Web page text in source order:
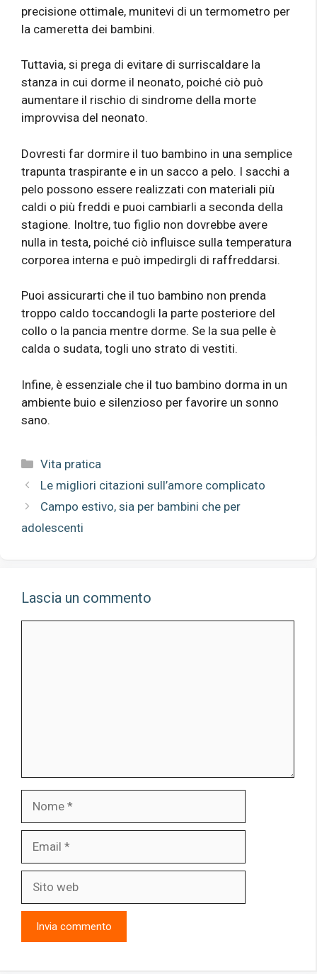
precisione ottimale, munitevi di un termometro per
la cameretta dei bambini.
Tuttavia, si prega di evitare di surriscaldare la
stanza in cui dorme il neonato, poiché ciò può
aumentare il rischio di sindrome della morte
improvvisa del neonato.
Dovresti far dormire il tuo bambino in una semplice
trapunta traspirante e in un sacco a pelo. I sacchi a
pelo possono essere realizzati con materiali più
caldi o più freddi e puoi cambiarli a seconda della
stagione. Inoltre, tuo figlio non dovrebbe avere
nulla in testa, poiché ciò influisce sulla temperatura
corporea interna e può impedirgli di raffreddarsi.
Puoi assicurarti che il tuo bambino non prenda
troppo caldo toccandogli la parte posteriore del
collo o la pancia mentre dorme. Se la sua pelle è
calda o sudata, togli uno strato di vestiti.
Infine, è essenziale che il tuo bambino dorma in un
ambiente buio e silenzioso per favorire un sonno
sano.
Categorie
Vita pratica
Le migliori citazioni sull’amore complicato
Campo estivo, sia per bambini che per
adolescenti
Lascia un commento
web